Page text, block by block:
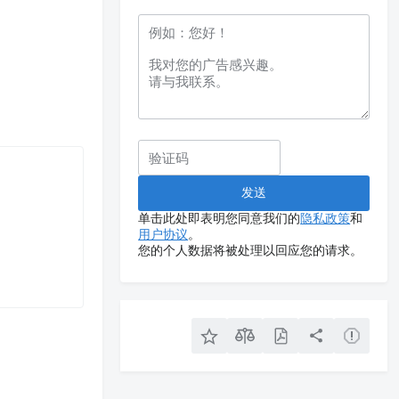
单击此处即表明您同意我们的隐私政策和
用户协议。
您的个人数据将被处理以回应您的请求。